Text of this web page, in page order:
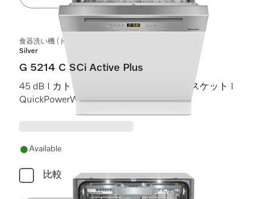
食器洗い機 (ドア材取付専用タイプ)
Silver
G 5214 C SCi Active Plus
45 dB I カトラリートレイ I Comfort Cバスケット I
QuickPowerWash I AutoOpen
Available
比較